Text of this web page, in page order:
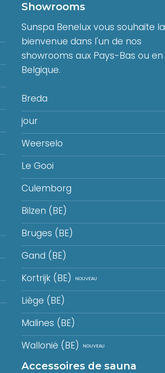
Showrooms
Sunspa Benelux vous souhaite la
bienvenue dans l'un de nos
showrooms aux Pays-Bas ou en
Belgique.
Breda
jour
Weerselo
Le Gooi
Culemborg
Bilzen (BE)
Bruges (BE)
Gand (BE)
Kortrijk (BE)
Liège (BE)
Malines (BE)
Wallonië (BE)
Accessoires de sauna